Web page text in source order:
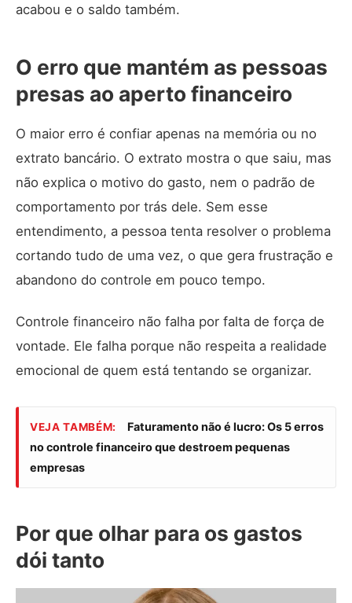
acabou e o saldo também.
O erro que mantém as pessoas
presas ao aperto financeiro
O maior erro é confiar apenas na memória ou no
extrato bancário. O extrato mostra o que saiu, mas
não explica o motivo do gasto, nem o padrão de
comportamento por trás dele. Sem esse
entendimento, a pessoa tenta resolver o problema
cortando tudo de uma vez, o que gera frustração e
abandono do controle em pouco tempo.
Controle financeiro não falha por falta de força de
vontade. Ele falha porque não respeita a realidade
emocional de quem está tentando se organizar.
VEJA TAMBÉM:
Faturamento não é lucro: Os 5 erros
no controle financeiro que destroem pequenas
empresas
Por que olhar para os gastos
dói tanto